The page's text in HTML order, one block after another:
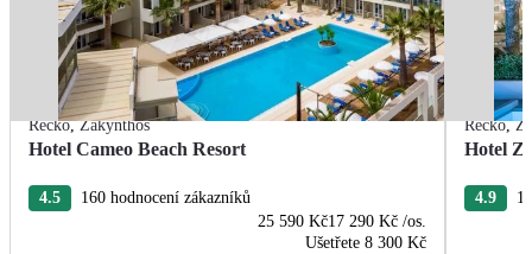
Řecko,Zakynthos
Hotel Cameo Beach Resort
4.5
160 hodnocení zákazníků
25 590 Kč17 290 Kč /os.
Ušetřete 8 300 Kč
Řecko,
Hotel
4.9